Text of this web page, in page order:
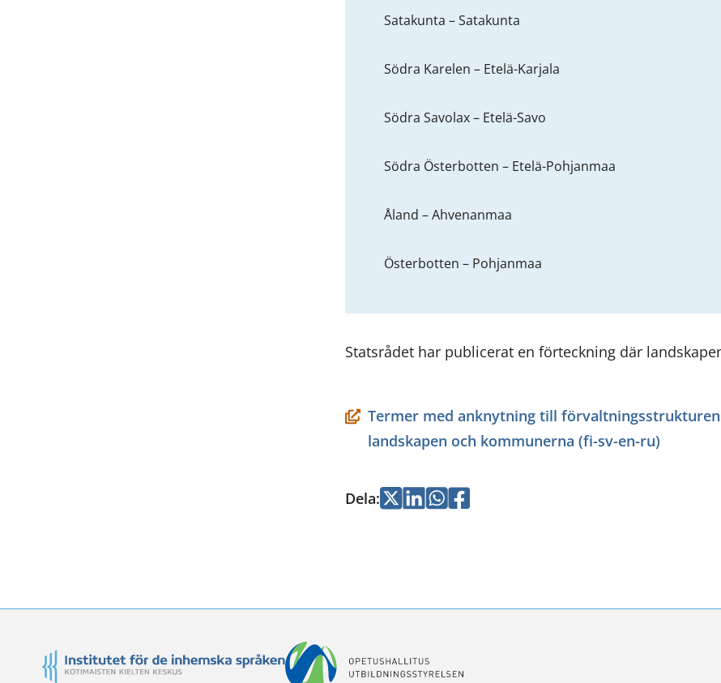
Satakunta – Satakunta
Södra Karelen – Etelä-Karjala
Södra Savolax – Etelä-Savo
Södra Österbotten – Etelä-Pohjanmaa
Åland – Ahvenanmaa
Österbotten – Pohjanmaa
Statsrådet har publicerat en förteckning där
Termer med anknytning till
landskapen och kommunerna (fi-sv-en-ru)
Dela: Jaa Jaa Jaa Jaa